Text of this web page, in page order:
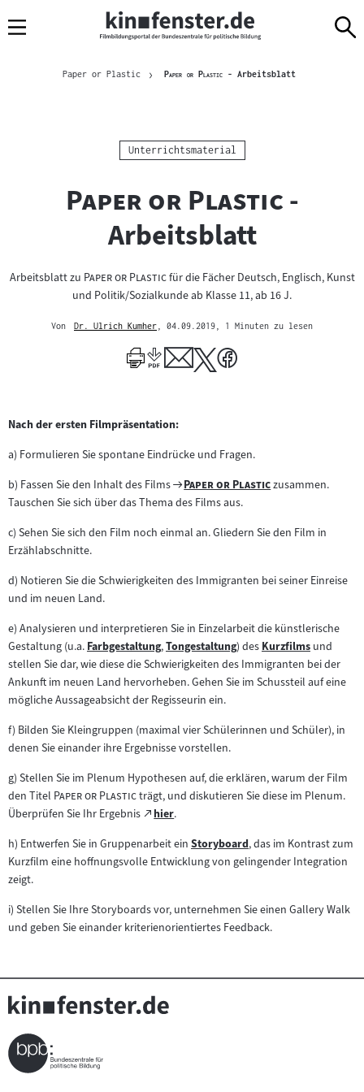
Navigation
zum
zur
Brotkrümelnavigation
Paper or Plastic "
Paper or Plastic"- ArbeitsblattAktuelle Seite
Kategorie:
Unterrichtsmaterial
"
Paper or Plastic"
-
Arbeitsblatt
Arbeitsblatt zu "Paper or Plastic"für die Fächer Deutsch, Englisch, Kunst
und Politik/Sozialkunde ab Klasse 11, ab 16 J.
Von
Dr. Ulrich Kumher
Author
, 04.09.2019 , 1 Minuten zu lesen
Nach der ersten Filmpräsentation:
a) Formulieren Sie spontane Eindrücke und Fragen.
b) Fassen Sie den Inhalt des Films
Zum
Filmarchiv:
"
Paper or Plastic"zusammen.
Tauschen Sie sich über das Thema des Films aus.
c) Sehen Sie sich den Film noch einmal an. Gliedern Sie den Film in
Erzählabschnitte.
d) Notieren Sie die Schwierigkeiten des Immigranten bei seiner Einreise
und im neuen Land.
e) Analysieren und interpretieren Sie in Einzelarbeit die künstlerische
Gestaltung (u.a.Zum
Inhalt:
Farbgestaltung,Zum
Inhalt:
Tongestaltung) desZum
Inhalt:
Kurzfilms und
stellen Sie dar, wie diese die Schwierigkeiten des Immigranten bei der
Ankunft im neuen Land hervorheben. Gehen Sie im Schussteil auf eine
mögliche Aussageabsicht der Regisseurin ein.
f) Bilden Sie Kleingruppen (maximal vier Schülerinnen und Schüler), in
denen Sie einander ihre Ergebnisse vorstellen.
g) Stellen Sie im Plenum Hypothesen auf, die erklären, warum der Film
den Titel "Paper or Plastic"trägt, und diskutieren Sie diese im Plenum.
Überprüfen Sie Ihr Ergebnis
Zum
Inhalt:
hier
(öffnet
im
neuen
.
h) Entwerfen Sie in Gruppenarbeit ein Zum
Inhalt:
Storyboard, das im Kontrast zum
Kurzfilm eine hoffnungsvolle Entwicklung von gelingender Integration
zeigt.
i) Stellen Sie Ihre Storyboards vor, unternehmen Sie einen Gallery Walk
und geben Sie einander kriterienorientiertes Feedback.